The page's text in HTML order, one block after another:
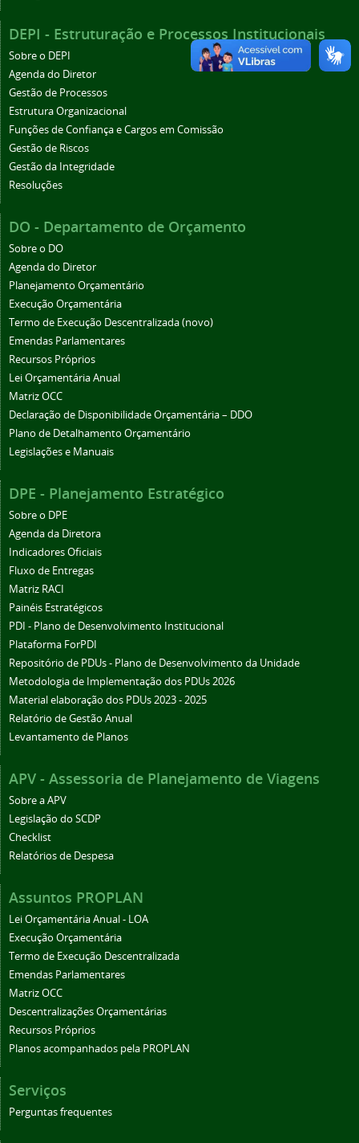
DEPI - Estruturação e Processos Institucionais
Sobre o DEPI
Agenda do Diretor
Gestão de Processos
Estrutura Organizacional
Funções de Confiança e Cargos em Comissão
Gestão de Riscos
Gestão da Integridade
Resoluções
DO - Departamento de Orçamento
Sobre o DO
Agenda do Diretor
Planejamento Orçamentário
Execução Orçamentária
Termo de Execução Descentralizada (novo)
Emendas Parlamentares
Recursos Próprios
Lei Orçamentária Anual
Matriz OCC
Declaração de Disponibilidade Orçamentária – DDO
Plano de Detalhamento Orçamentário
Legislações e Manuais
DPE - Planejamento Estratégico
Sobre o DPE
Agenda da Diretora
Indicadores Oficiais
Fluxo de Entregas
Matriz RACI
Painéis Estratégicos
PDI - Plano de Desenvolvimento Institucional
Plataforma ForPDI
Repositório de PDUs - Plano de Desenvolvimento da Unidade
Metodologia de Implementação dos PDUs 2026
Material elaboração dos PDUs 2023 - 2025
Relatório de Gestão Anual
Levantamento de Planos
APV - Assessoria de Planejamento de Viagens
Sobre a APV
Legislação do SCDP
Checklist
Relatórios de Despesa
Assuntos PROPLAN
Lei Orçamentária Anual - LOA
Execução Orçamentária
Termo de Execução Descentralizada
Emendas Parlamentares
Matriz OCC
Descentralizações Orçamentárias
Recursos Próprios
Planos acompanhados pela PROPLAN
Serviços
Perguntas frequentes